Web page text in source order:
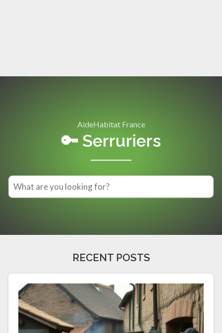
AideHabitat France
🔑 Serruriers
RECENT POSTS